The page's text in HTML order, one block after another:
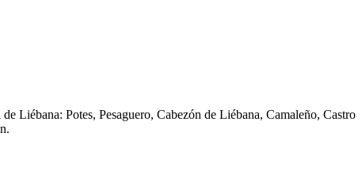
Liébana: Potes, Pesaguero, Cabezón de Liébana, Camaleño, Castro